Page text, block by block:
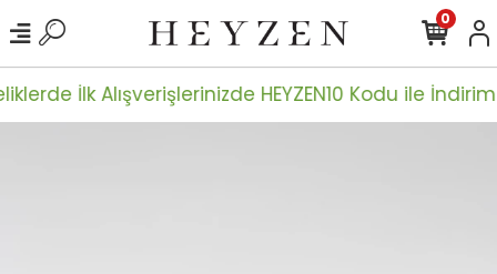
İlk Alışverişlerinizde HEYZEN10 Kodu ile
0